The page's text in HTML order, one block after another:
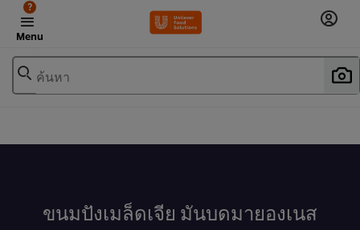
Menu
?
ค้นหา
ขนมปังเมล็ดเจีย มันบดมายองเนส